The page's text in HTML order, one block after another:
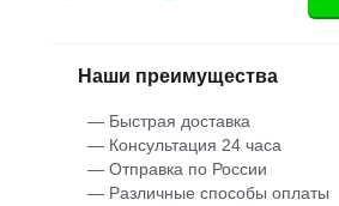
Наши преимущества
— Быстрая доставка
— Консультация 24 часа
— Отправка по России
— Различные способы оплаты